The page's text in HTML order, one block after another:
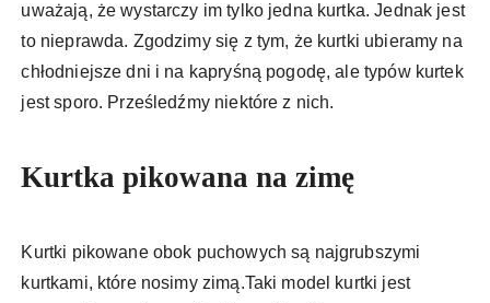
uważają, że wystarczy im tylko jedna kurtka. Jednak jest
to nieprawda. Zgodzimy się z tym, że kurtki ubieramy na
chłodniejsze dni i na kapryśną pogodę, ale typów kurtek
jest sporo. Prześledźmy niektóre z nich.
Kurtka pikowana na zimę
Kurtki pikowane obok puchowych są najgrubszymi
kurtkami, które nosimy zimą.Taki model kurtki jest